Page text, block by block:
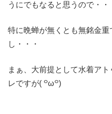
うにでもなると思うので・・
特に晩蝉が無くとも無銘金重
し・・・
まぁ、大前提として水着ア
レですが( ꒪ω꒪)